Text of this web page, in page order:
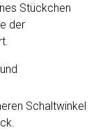
Stückchen
der
Schaltwinkel